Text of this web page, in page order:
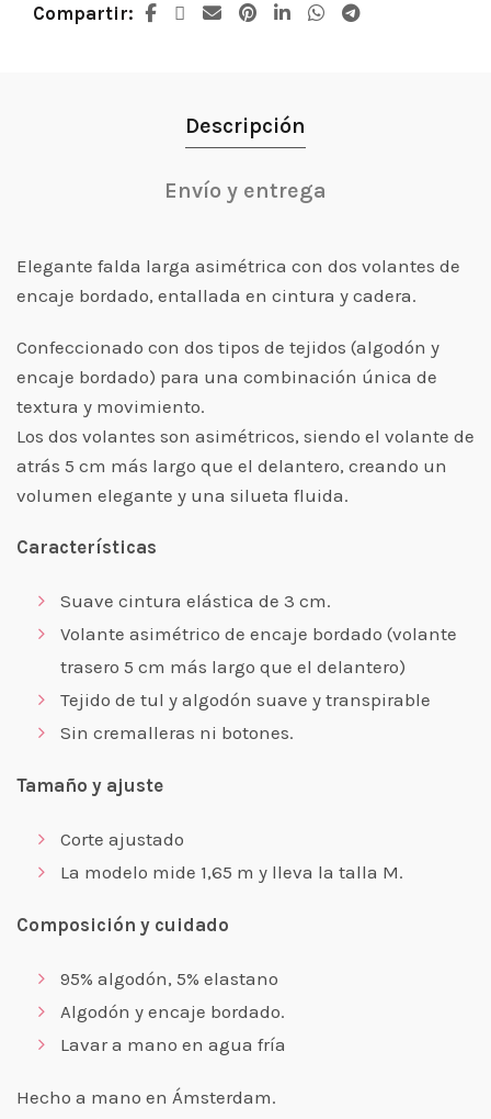
Compartir
Descripción
Envío y entrega
Elegante falda larga asimétrica con dos volantes de
encaje bordado, entallada en cintura y cadera.
Confeccionado con dos tipos de tejidos (algodón y
encaje bordado) para una combinación única de
textura y movimiento.
Los dos volantes son asimétricos, siendo el volante de
atrás 5 cm más largo que el delantero, creando un
volumen elegante y una silueta fluida.
Características
Suave cintura elástica de 3 cm.
Volante asimétrico de encaje bordado (volante
trasero 5 cm más largo que el delantero)
Tejido de tul y algodón suave y transpirable
Sin cremalleras ni botones.
Tamaño y ajuste
Corte ajustado
La modelo mide 1,65 m y lleva la talla M.
Composición y cuidado
95% algodón, 5% elastano
Algodón y encaje bordado.
Lavar a mano en agua fría
Hecho a mano en Ámsterdam.